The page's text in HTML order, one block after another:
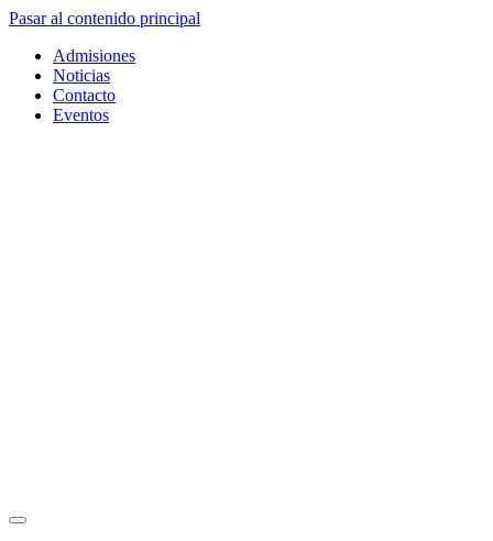
Pasar al contenido principal
Admisiones
Noticias
Contacto
Eventos